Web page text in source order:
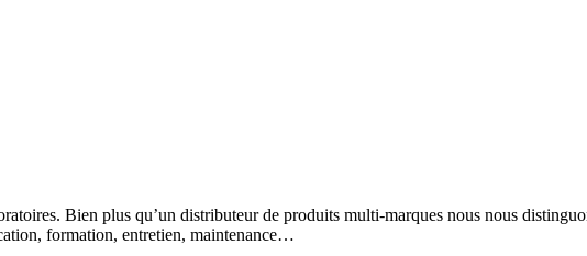
Bien plus qu’un distributeur de produits multi-marques nous nous
formation, entretien, maintenance…